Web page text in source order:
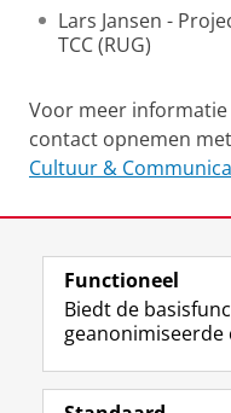
Lars Jansen -
TCC (RUG)
Voor meer
contact opnemen
Cultuur &
View this page in:English
Volg de
Functioneel
Biedt de
geanonimiseerde